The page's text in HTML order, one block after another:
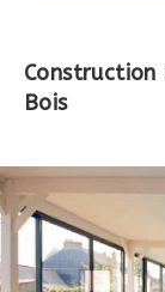
Construction
Bois